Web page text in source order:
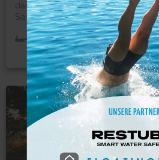
darf man ruhig ins Schwärmen
Sän... mehr